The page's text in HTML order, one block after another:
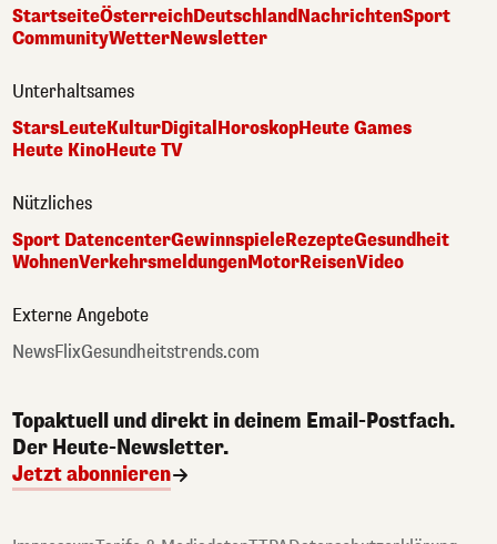
StartseiteÖsterreichDeutschlandNachrichtenSport
CommunityWetterNewsletter
Unterhaltsames
StarsLeuteKulturDigital HoroskopHeute Games
Heute KinoHeute TV
Nützliches
Sport DatencenterGewinnspieleRezepteGesundheit
WohnenVerkehrsmeldungenMotorReisenVideo
Externe Angebote
NewsFlixGesundheitstrends.com
Topaktuell und direkt in deinem Email-Postfach.
Der Heute-Newsletter.
Jetzt abonnieren